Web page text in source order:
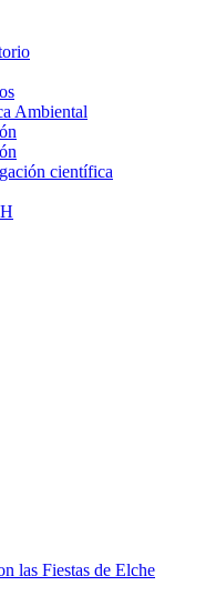
Ambiental
científica
las Fiestas de Elche